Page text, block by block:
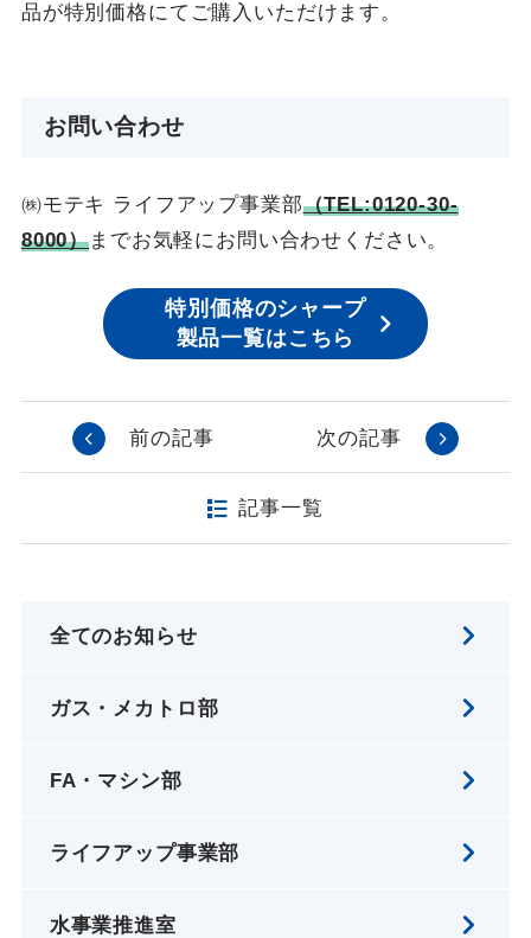
品が特別価格にてご購入いただけます。
お問い合わせ
㈱モテキ ライフアップ事業部（TEL:0120-30-
8000）までお気軽にお問い合わせください。
特別価格のシャープ
製品一覧はこちら
前の記事
記事一覧
次の記事
全てのお知らせ
ガス・メカトロ部
FA・マシン部
ライフアップ事業部
水事業推進室